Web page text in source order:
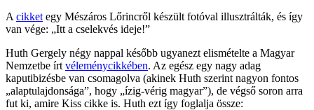
A cikket egy Mészáros Lőrincről készült fotóval illusztrálták, és így
van vége: „Itt a cselekvés ideje!”
Huth Gergely négy nappal később ugyanezt elismételte a Magyar
Nemzetbe írt véleménycikkében. Az egész egy nagy adag
kaputibizésbe van csomagolva (akinek Huth szerint nagyon fontos
„alaptulajdonsága”, hogy „ízig-vérig magyar”), de végső soron arra
fut ki, amire Kiss cikke is. Huth ezt így foglalja össze: